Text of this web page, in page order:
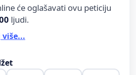
će oglašavati ovu peticiju
ljudi.
više...